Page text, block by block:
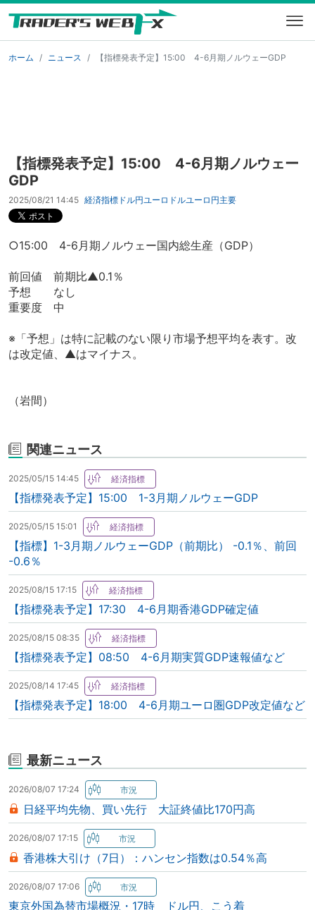
ホーム ニュース 【指標発表予定】15:00 4-6月期ノルウェーGDP
【指標発表予定】15:00 4-6月期ノルウェー
GDP
2025/08/21 14:45 経済指標 ドル円ユーロドルユーロ円主要
○15:00 4-6月期ノルウェー国内総生産（GDP）
前回値 前期比▲0.1％
予想 なし
重要度 中
※「予想」は特に記載のない限り市場予想平均を表す。改
は改定値、▲はマイナス。
（岩間）
関連ニュース
2025/05/15 14:45
【指標発表予定】15:00 1-3月期ノルウェーGDP
2025/05/15 15:01
【指標】1-3月期ノルウェーGDP（前期比） -0.1％、前回
-0.6％
2025/08/15 17:15
【指標発表予定】17:30 4-6月期香港GDP確定値
2025/08/15 08:35
【指標発表予定】08:50 4-6月期実質GDP速報値など
2025/08/14 17:45
【指標発表予定】18:00 4-6月期ユーロ圏GDP改定値など
最新ニュース
2026/08/07 17:24
日経平均先物、買い先行 大証終値比170円高
2026/08/07 17:15
香港株大引け（7日）：ハンセン指数は0.54％高
2026/08/07 17:06
東京外国為替市場概況・17時 ドル円、こう着